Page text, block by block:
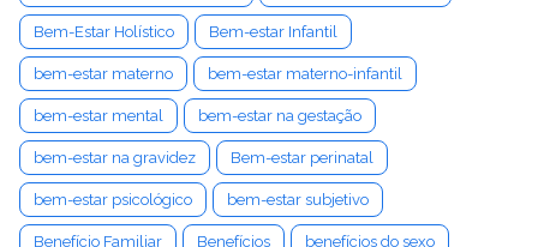
Bem-Estar Holístico Bem-estar Infantil
bem-estar materno bem-estar materno-infantil
bem-estar mental bem-estar na gestação
bem-estar na gravidez Bem-estar perinatal
bem-estar psicológico bem-estar subjetivo
Benefício Familiar Benefícios benefícios do sexo